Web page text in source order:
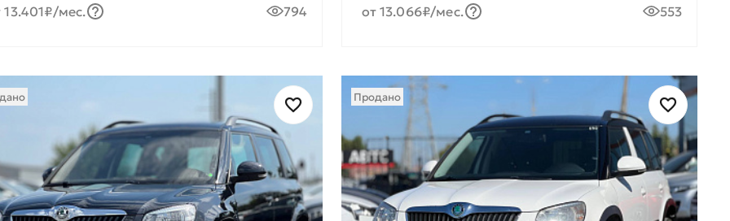
13.401₽/мес. 794 от 13.066₽/мес. 553
Продано